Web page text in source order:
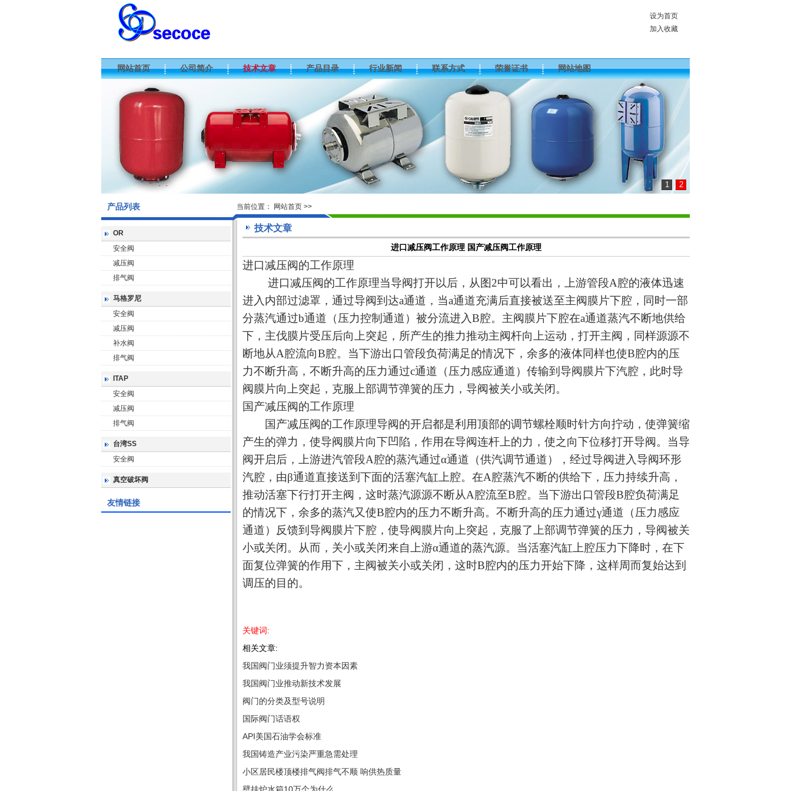
设为首页
加入收藏
网站首页 公司简介 技术文章 产品目录 行业新闻 联系方式 荣誉证书 网站地图
1 2
产品列表 当前位置： 网站首页 >>
技术文章
进口减压阀工作原理 国产减压阀工作原理
进口减压阀的工作原理
进口减压阀的工作原理当导阀打开以后，从图2中可以看出，上游管段A腔的液体迅速
进入内部过滤罩，通过导阀到达a通道，当a通道充满后直接被送至主阀膜片下腔，同时一部
分蒸汽通过b通道（压力控制通道）被分流进入B腔。主阀膜片下腔在a通道蒸汽不断地供给
下，主伐膜片受压后向上突起，所产生的推力推动主阀杆向上运动，打开主阀，同样源源不
断地从A腔流向B腔。当下游出口管段负荷满足的情况下，余多的液体同样也使B腔内的压
力不断升高，不断升高的压力通过c通道（压力感应通道）传输到导阀膜片下汽腔，此时导
阀膜片向上突起，克服上部调节弹簧的压力，导阀被关小或关闭。
国产减压阀的工作原理
国产减压阀的工作原理导阀的开启都是利用顶部的调节螺栓顺时针方向拧动，使弹簧缩
产生的弹力，使导阀膜片向下凹陷，作用在导阀连杆上的力，使之向下位移打开导阀。当导
阀开启后，上游进汽管段A腔的蒸汽通过α通道（供汽调节通道），经过导阀进入导阀环形
汽腔，由β通道直接送到下面的活塞汽缸上腔。在A腔蒸汽不断的供给下，压力持续升高，
推动活塞下行打开主阀，这时蒸汽源源不断从A腔流至B腔。当下游出口管段B腔负荷满足
的情况下，余多的蒸汽又使B腔内的压力不断升高。不断升高的压力通过γ通道（压力感应
通道）反馈到导阀膜片下腔，使导阀膜片向上突起，克服了上部调节弹簧的压力，导阀被关
小或关闭。从而，关小或关闭来自上游α通道的蒸汽源。当活塞汽缸上腔压力下降时，在下
面复位弹簧的作用下，主阀被关小或关闭，这时B腔内的压力开始下降，这样周而复始达到
调压的目的。
关键词:
相关文章:
我国阀门业须提升智力资本因素
我国阀门业推动新技术发展
阀门的分类及型号说明
国际阀门话语权
API美国石油学会标准
我国铸造产业污染严重急需处理
小区居民楼顶楼排气阀排气不顺 响供热质量
OR
安全阀
减压阀
排气阀
马格罗尼
安全阀
减压阀
补水阀
排气阀
ITAP
安全阀
减压阀
排气阀
台湾SS
安全阀
真空破坏阀
友情链接